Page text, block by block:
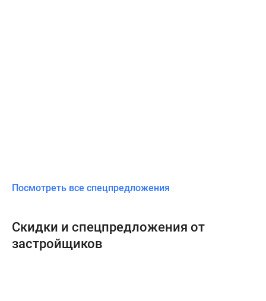
Посмотреть все спецпредложения
Скидки и спецпредложения от
застройщиков